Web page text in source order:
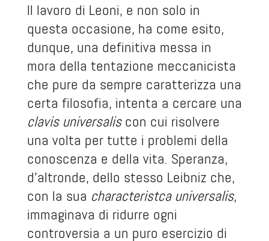
Il lavoro di Leoni, e non solo in
questa occasione, ha come esito,
dunque, una definitiva messa in
mora della tentazione meccanicista
che pure da sempre caratterizza una
certa filosofia, intenta a cercare una
clavis universaliscon cui risolvere
una volta per tutte i problemi della
conoscenza e della vita. Speranza,
d’altronde, dello stesso Leibniz che,
con la sua characteristca universalis,
immaginava di ridurre ogni
controversia a un puro esercizio di